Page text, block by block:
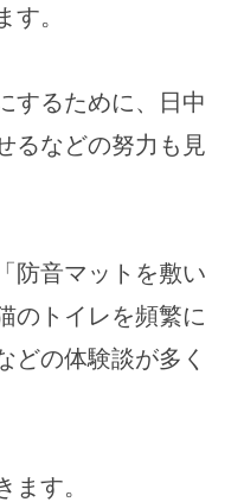
。
するために、日中
るなどの努力も見
防音マットを敷い
のトイレを頻繁に
どの体験談が多く
す。